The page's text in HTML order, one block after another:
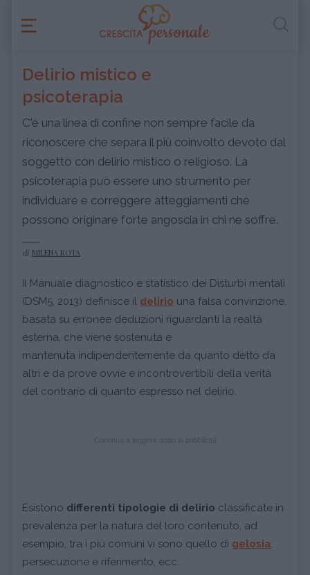
Delirio mistico e
psicoterapia
C'è una linea di confine non sempre facile da
riconoscere che separa il più coinvolto devoto dal
soggetto con delirio mistico o religioso. La
psicoterapia può essere uno strumento per
individuare e correggere atteggiamenti che
possono originare forte angoscia in chi ne soffre.
di MILENA ROTA
Il Manuale diagnostico e statistico dei Disturbi mentali
(DSM5, 2013) definisce il delirio una falsa convinzione,
basata su erronee deduzioni riguardanti la realtà
esterna, che viene sostenuta e
mantenuta indipendentemente da quanto detto da
altri e da prove ovvie e incontrovertibili della verità
del contrario di quanto espresso nel delirio.
Esistono differenti tipologie di delirio classificate in
prevalenza per la natura del loro contenuto, ad
esempio, tra i più comuni vi sono quello di gelosia,
persecuzione e riferimento, ecc.